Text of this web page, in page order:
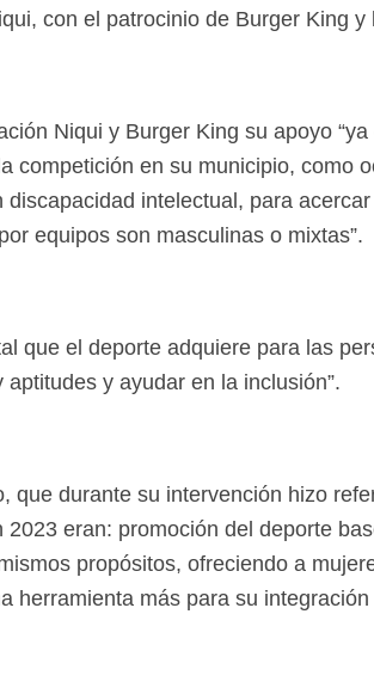
con el patrocinio de Burger King
Niqui y Burger King su apoyo
en su municipio, como
intelectual, para
equipos son masculinas o mixtas”.
que el deporte adquiere para las
y ayudar en la inclusión”.
durante su intervención hizo
eran: promoción del deporte
propósitos, ofreciendo a
herramienta más para su integración